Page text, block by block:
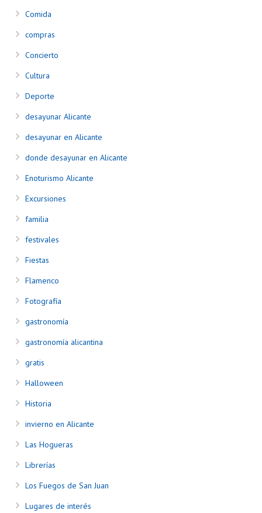
Comida
compras
Concierto
Cultura
Deporte
desayunar Alicante
desayunar en Alicante
donde desayunar en Alicante
Enoturismo Alicante
Excursiones
familia
festivales
Fiestas
Flamenco
Fotografía
gastronomía
gastronomía alicantina
gratis
Halloween
Historia
invierno en Alicante
Las Hogueras
Librerías
Los Fuegos de San Juan
Lugares de interés